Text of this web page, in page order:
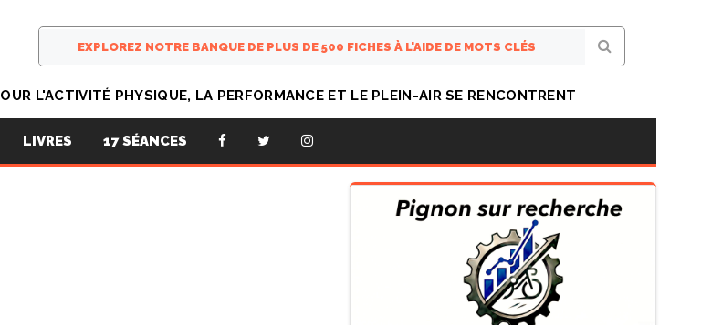
L'ACTIVITÉ PHYSIQUE, LA PERFORMANCE ET LE PLEIN-AIR SE RENCONTRENT
LIVRES 17 SÉANCES